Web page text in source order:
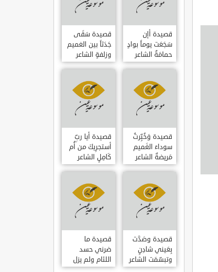
قصيدة أإن
سَجَعَت يوماً بوادٍ
حمامَةٌ الشاعر
العوام بن عقبة
قصيدة سَقَى
جَدَثاً بين الغميم
وزلفةٍ الشاعر
العوام بن عقبة
قصيدة وَخُبِّرتُ
سوداءَ الغَميم
مَريضةٌ الشاعر
العوام بن عقبة
قصيدة أيا ربِّ
أستجرِيكَ من أُم
كَامِلٍ الشاعر
العوام بن عقبة
قصيدة وصَدَّت
بِعَيني شادِنٍ
وتبسّمَت الشاعر
العوام بن عقبة
قصيدة ما
ضرني حسد
اللئام ولم يزل
الشاعر عمارة بن